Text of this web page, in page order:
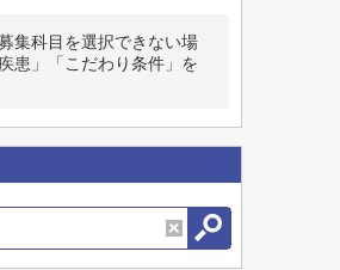
集科目を選択できない場
患」「こだわり条件」を